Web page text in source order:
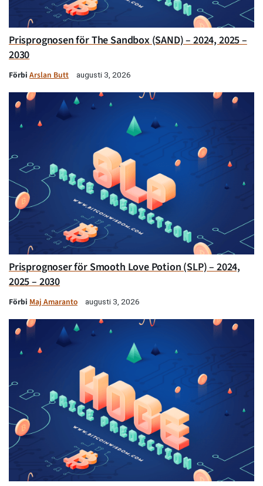
Prisprognosen för The Sandbox (SAND) – 2024, 2025 –
2030
Förbi Arslan Butt augusti 3, 2026
Prisprognoser för Smooth Love Potion (SLP) – 2024,
2025 – 2030
Förbi Maj Amaranto augusti 3, 2026